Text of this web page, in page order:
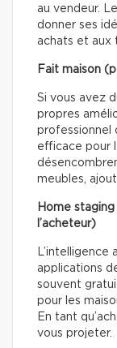
au vendeur.
donner ses
achats et aux
Fait maison
Si vous avez
propres
professionnel
efficace pour
meubles,
Home
l’acheteur)
applications
souvent
pour les
En tant
vous projeter.